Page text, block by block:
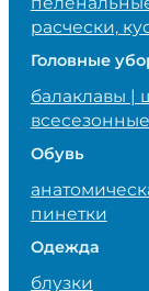
расчески,
Головные
балаклавы |
Обувь
пинетки
Одежда
блузки